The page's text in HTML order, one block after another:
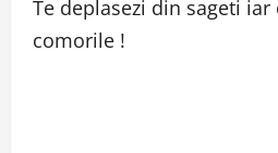
Te deplasezi din sageti iar
comorile !